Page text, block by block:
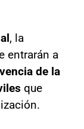
, la
entrarán a
de la
que